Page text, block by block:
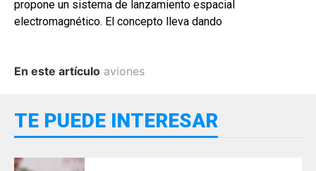
propone un sistema de lanzamiento espacial
electromagnético. El concepto lleva dando
En este artículo aviones
TE PUEDE INTERESAR